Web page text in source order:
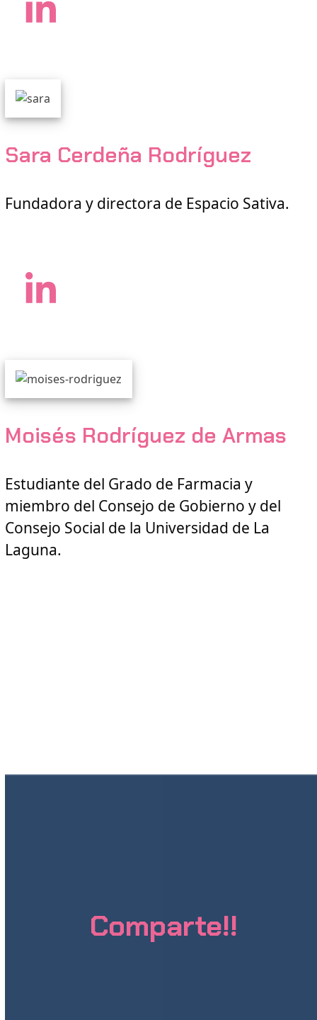
LinkedIn
Sara Cerdeña Rodríguez
Fundadora y directora de Espacio Sativa.
LinkedIn
Moisés Rodríguez de Armas
Estudiante del Grado de Farmacia y
miembro del Consejo de Gobierno y del
Consejo Social de la Universidad de La
Laguna.
Comparte!!